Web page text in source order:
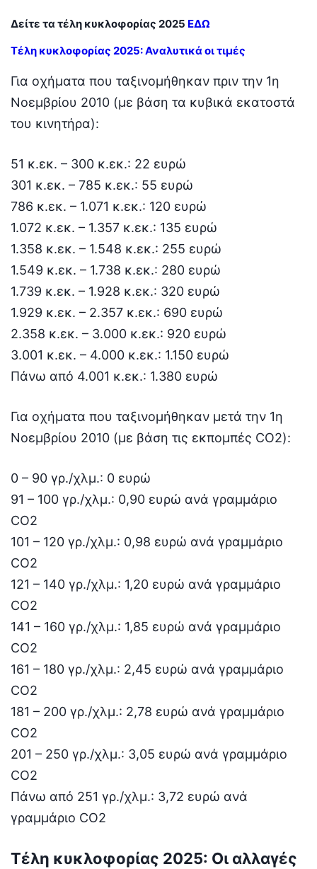
Δείτε τα τέλη κυκλοφορίας 2025 ΕΔΩ
Τέλη κυκλοφορίας 2025: Αναλυτικά οι τιμές
Για οχήματα που ταξινομήθηκαν πριν την 1η
Νοεμβρίου 2010 (με βάση τα κυβικά εκατοστά
του κινητήρα):
51 κ.εκ. – 300 κ.εκ.: 22 ευρώ
301 κ.εκ. – 785 κ.εκ.: 55 ευρώ
786 κ.εκ. – 1.071 κ.εκ.: 120 ευρώ
1.072 κ.εκ. – 1.357 κ.εκ.: 135 ευρώ
1.358 κ.εκ. – 1.548 κ.εκ.: 255 ευρώ
1.549 κ.εκ. – 1.738 κ.εκ.: 280 ευρώ
1.739 κ.εκ. – 1.928 κ.εκ.: 320 ευρώ
1.929 κ.εκ. – 2.357 κ.εκ.: 690 ευρώ
2.358 κ.εκ. – 3.000 κ.εκ.: 920 ευρώ
3.001 κ.εκ. – 4.000 κ.εκ.: 1.150 ευρώ
Πάνω από 4.001 κ.εκ.: 1.380 ευρώ
Για οχήματα που ταξινομήθηκαν μετά την 1η
Νοεμβρίου 2010 (με βάση τις εκπομπές CO2):
0 – 90 γρ./χλμ.: 0 ευρώ
91 – 100 γρ./χλμ.: 0,90 ευρώ ανά γραμμάριο
CO2
101 – 120 γρ./χλμ.: 0,98 ευρώ ανά γραμμάριο
CO2
121 – 140 γρ./χλμ.: 1,20 ευρώ ανά γραμμάριο
CO2
141 – 160 γρ./χλμ.: 1,85 ευρώ ανά γραμμάριο
CO2
161 – 180 γρ./χλμ.: 2,45 ευρώ ανά γραμμάριο
CO2
181 – 200 γρ./χλμ.: 2,78 ευρώ ανά γραμμάριο
CO2
201 – 250 γρ./χλμ.: 3,05 ευρώ ανά γραμμάριο
CO2
Πάνω από 251 γρ./χλμ.: 3,72 ευρώ ανά
γραμμάριο CO2
Τέλη κυκλοφορίας 2025: Οι αλλαγές